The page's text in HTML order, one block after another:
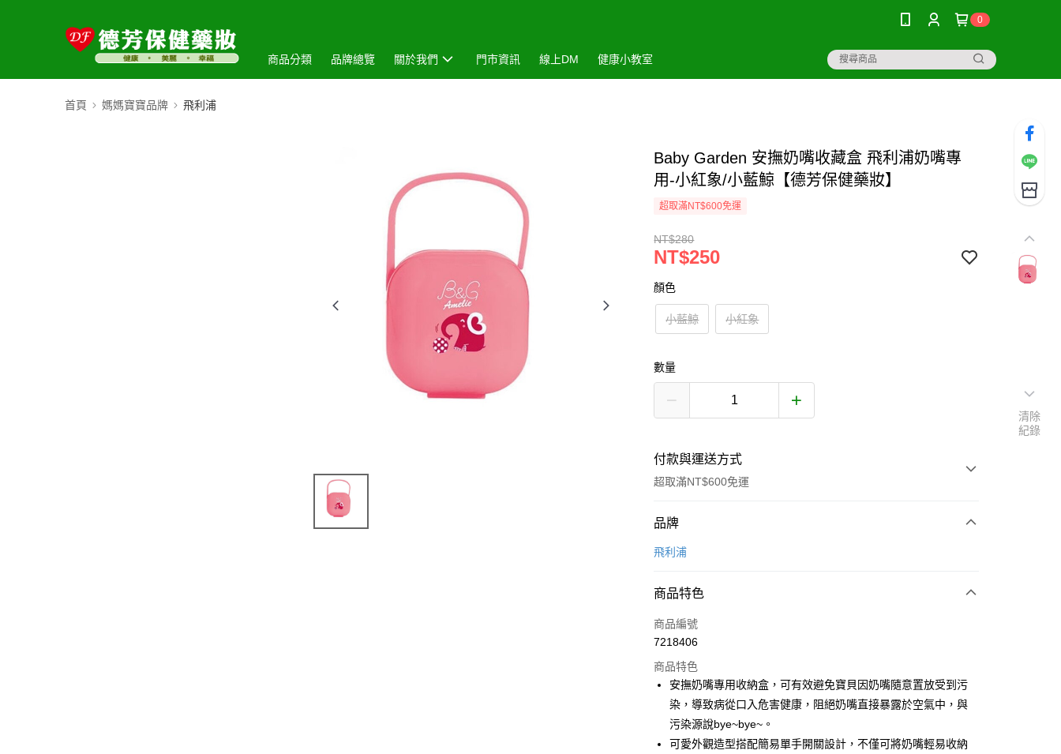
0
商品分類 品牌總覽 關於我們 門市資訊 線上DM 健康小教室
首頁 媽媽寶寶品牌 飛利浦
Baby Garden 安撫奶嘴收藏盒 飛利浦奶嘴專
用-小紅象/小藍鯨【德芳保健藥妝】
超取滿NT$600免運
NT$280
NT$250
顏色
小藍鯨 小紅象
數量
付款與運送方式
超取滿NT$600免運
付款方式
信用卡一次付款
Apple Pay
街口支付
悠遊付
AFTEE先享後付
相關說明
品牌
飛利浦
商品特色
商品編號
7218406
商品特色
安撫奶嘴專用收納盒，可有效避免寶貝因奶嘴隨意置放受到污
染，導致病從口入危害健康，阻絕奶嘴直接暴露於空氣中，與
污染源說bye~bye~。
可愛外觀造型搭配簡易單手開關設計，不僅可將奶嘴輕易收納
清除
紀錄